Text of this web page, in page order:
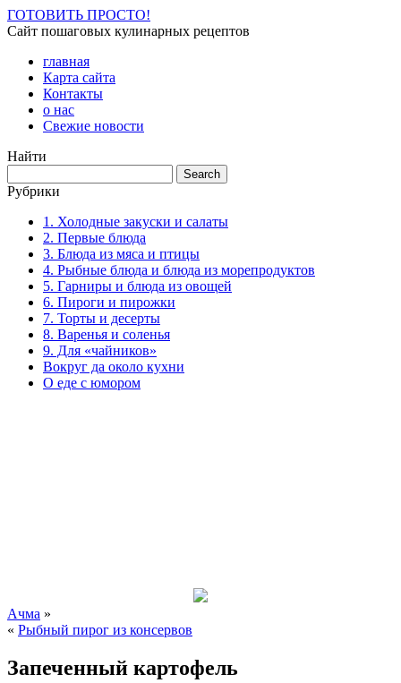
ГОТОВИТЬ ПРОСТО!
Сайт пошаговых кулинарных рецептов
главная
Карта сайта
Контакты
о нас
Свежие новости
Найти
Рубрики
1. Холодные закуски и салаты
2. Первые блюда
3. Блюда из мяса и птицы
4. Рыбные блюда и блюда из морепродуктов
5. Гарниры и блюда из овощей
6. Пироги и пирожки
7. Торты и десерты
8. Варенья и соленья
9. Для «чайников»
Вокруг да около кухни
О еде с юмором
Ачма »
« Рыбный пирог из консервов
Запеченный картофель